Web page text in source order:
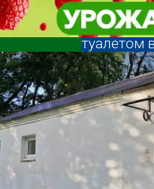
Пензенцы
туалетом
Глас народаПензенцы
туалетом
Глас народа
теме
в